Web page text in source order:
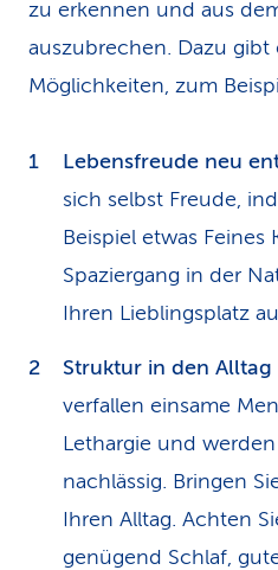
zu erkennen und aus
auszubrechen. Dazu gibt
Möglichkeiten, zum
Lebensfreude neu
sich selbst Freude,
Beispiel etwas
Spaziergang in der
Ihren Lieblingsplatz
Struktur in den
verfallen einsame
Lethargie und
nachlässig. Bringen
Ihren Alltag. Achten
genügend Schlaf,